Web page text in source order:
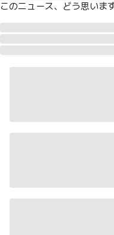
このニュース、どう思いま